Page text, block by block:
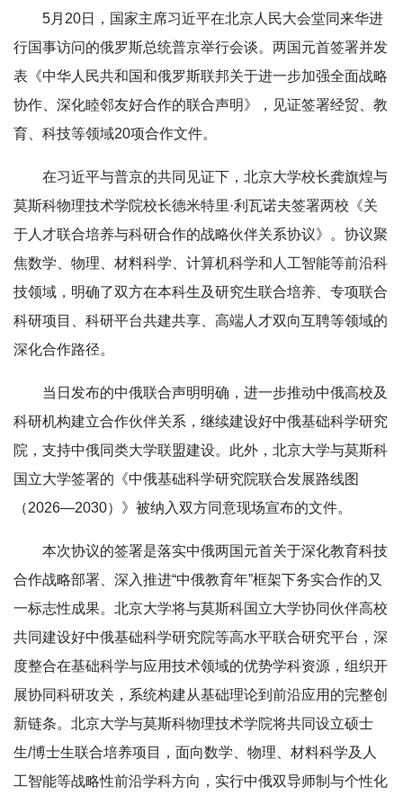
5月20日，国家主席习近平在北京人民大会堂同来华进
行国事访问的俄罗斯总统普京举行会谈。两国元首签署并发
表《中华人民共和国和俄罗斯联邦关于进一步加强全面战略
协作、深化睦邻友好合作的联合声明》，见证签署经贸、教
育、科技等领域20项合作文件。
在习近平与普京的共同见证下，北京大学校长龚旗煌与
莫斯科物理技术学院校长德米特里·利瓦诺夫签署两校《关
于人才联合培养与科研合作的战略伙伴关系协议》。协议聚
焦数学、物理、材料科学、计算机科学和人工智能等前沿科
技领域，明确了双方在本科生及研究生联合培养、专项联合
科研项目、科研平台共建共享、高端人才双向互聘等领域的
深化合作路径。
当日发布的中俄联合声明明确，进一步推动中俄高校及
科研机构建立合作伙伴关系，继续建设好中俄基础科学研究
院，支持中俄同类大学联盟建设。此外，北京大学与莫斯科
国立大学签署的《中俄基础科学研究院联合发展路线图
（2026—2030）》被纳入双方同意现场宣布的文件。
本次协议的签署是落实中俄两国元首关于深化教育科技
合作战略部署、深入推进“中俄教育年”框架下务实合作的又
一标志性成果。北京大学将与莫斯科国立大学协同伙伴高校
共同建设好中俄基础科学研究院等高水平联合研究平台，深
度整合在基础科学与应用技术领域的优势学科资源，组织开
展协同科研攻关，系统构建从基础理论到前沿应用的完整创
新链条。北京大学与莫斯科物理技术学院将共同设立硕士
生/博士生联合培养项目，面向数学、物理、材料科学及人
工智能等战略性前沿学科方向，实行中俄双导师制与个性化